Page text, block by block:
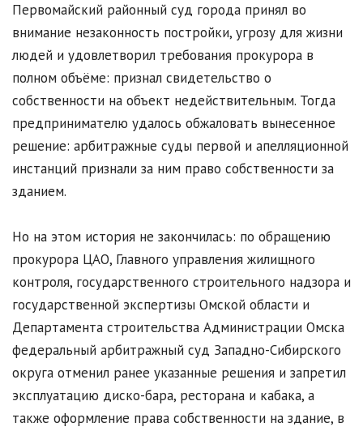
Первомайский районный суд города принял во
внимание незаконность постройки, угрозу для жизни
людей и удовлетворил требования прокурора в
полном объёме: признал свидетельство о
собственности на объект недействительным. Тогда
предпринимателю удалось обжаловать вынесенное
решение: арбитражные суды первой и апелляционной
инстанций признали за ним право собственности за
зданием.
Но на этом история не закончилась: по обращению
прокурора ЦАО, Главного управления жилищного
контроля, государственного строительного надзора и
государственной экспертизы Омской области и
Департамента строительства Администрации Омска
федеральный арбитражный суд Западно-Сибирского
округа отменил ранее указанные решения и запретил
эксплуатацию диско-бара, ресторана и кабака, а
также оформление права собственности на здание, в